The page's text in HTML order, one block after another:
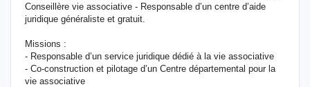
Conseillère vie associative - Responsable d’un centre d’aide
juridique généraliste et gratuit.
Missions :
- Responsable d’un service juridique dédié à la vie associative
- Co‑construction et pilotage d’un Centre départemental pour la
vie associative